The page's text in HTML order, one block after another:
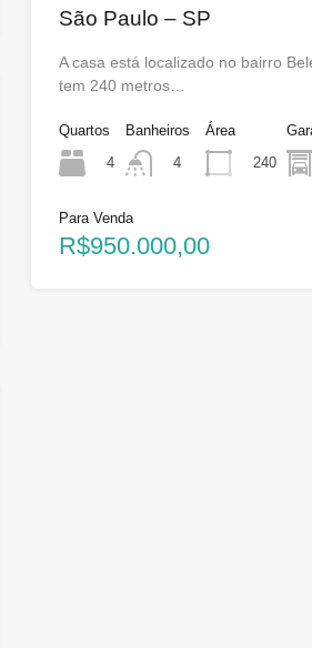
São Paulo – SP
A casa está localizado no bairro
tem 240 metros…
Quartos
4
Banheiros
4
Área
240
Para Venda
R$950.000,00